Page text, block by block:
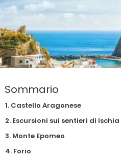
Sommario
1. Castello Aragonese
2. Escursioni sui sentieri di Ischia
3. Monte Epomeo
4. Forio